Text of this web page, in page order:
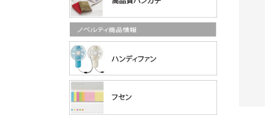
【2026】【UVカット9
9％】印刷込みサングラス
（CH-2002）JUNIOR...
¥1,573/印刷込み50
枚の単価
010466）
¥273/200個の商品単